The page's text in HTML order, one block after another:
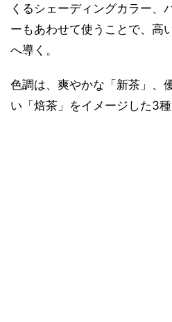
くるシェーディングカラー、
ーもあわせて使うことで、高
へ導く。
色調は、爽やかな「新茶」、
い「焙茶」をイメージした3種